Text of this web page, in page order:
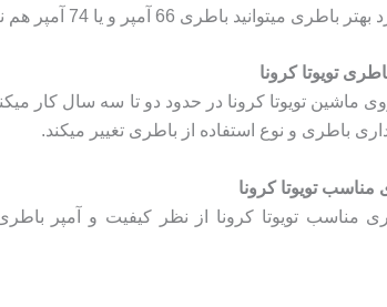
میتوانید باطری 66 آمپر و یا 74 آمپر هم نصب کنید.
تویوتا کرونا
ماشین تویوتا کرونا در حدود دو تا سه سال کار
باطری و نوع استفاده از باطری تغییر میکند.
مناسب تویوتا کرونا